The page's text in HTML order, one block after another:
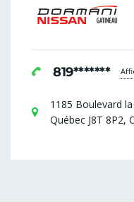
819*******
1185 Boulevard
Québec J8T 8P2,